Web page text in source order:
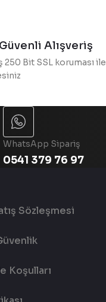
Alışveriş
250 Bit SSL koruması ile
WhatsApp Sipariş
0541 379 76 97
Sözleşmesi
Koşulları